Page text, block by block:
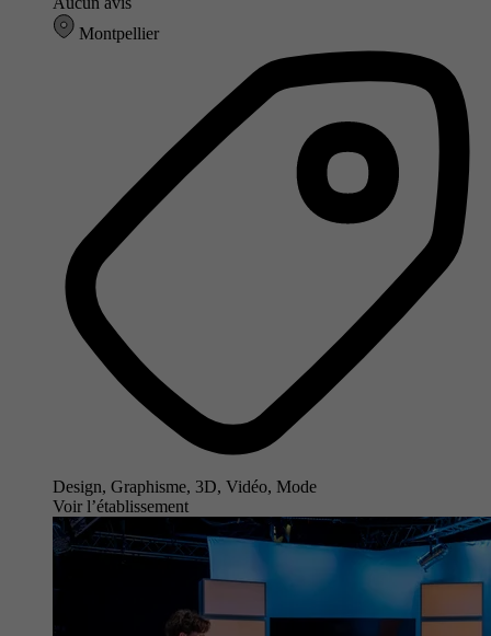
Montpellier
Design, Graphisme, 3D, Vidéo, Mode
Voir l’établissement